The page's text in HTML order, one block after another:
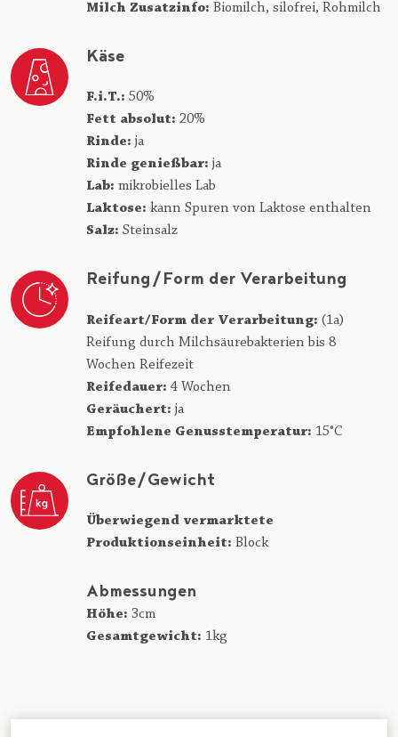
Milch Zusatzinfo: Biomilch, silofrei, Rohmilch
Käse
F.i.T.: 50%
Fett absolut: 20%
Rinde: ja
Rinde genießbar: ja
Lab: mikrobielles Lab
Laktose: kann Spuren von Laktose enthalten
Salz: Steinsalz
Reifung/Form der Verarbeitung
Reifeart/Form der Verarbeitung: (1a)
Reifung durch Milchsäurebakterien bis 8
Wochen Reifezeit
Reifedauer: 4 Wochen
Geräuchert: ja
Empfohlene Genusstemperatur: 15°C
Größe/Gewicht
Überwiegend vermarktete
Produktionseinheit: Block
Abmessungen
Höhe: 3cm
Gesamtgewicht: 1kg